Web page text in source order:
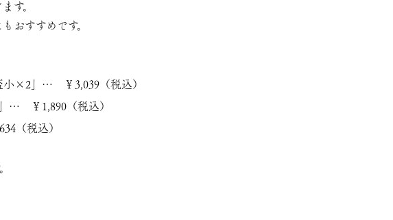
す。
おすすめです。
小×2」… ￥3,039（税込）
」… ￥1,890（税込）
（税込）